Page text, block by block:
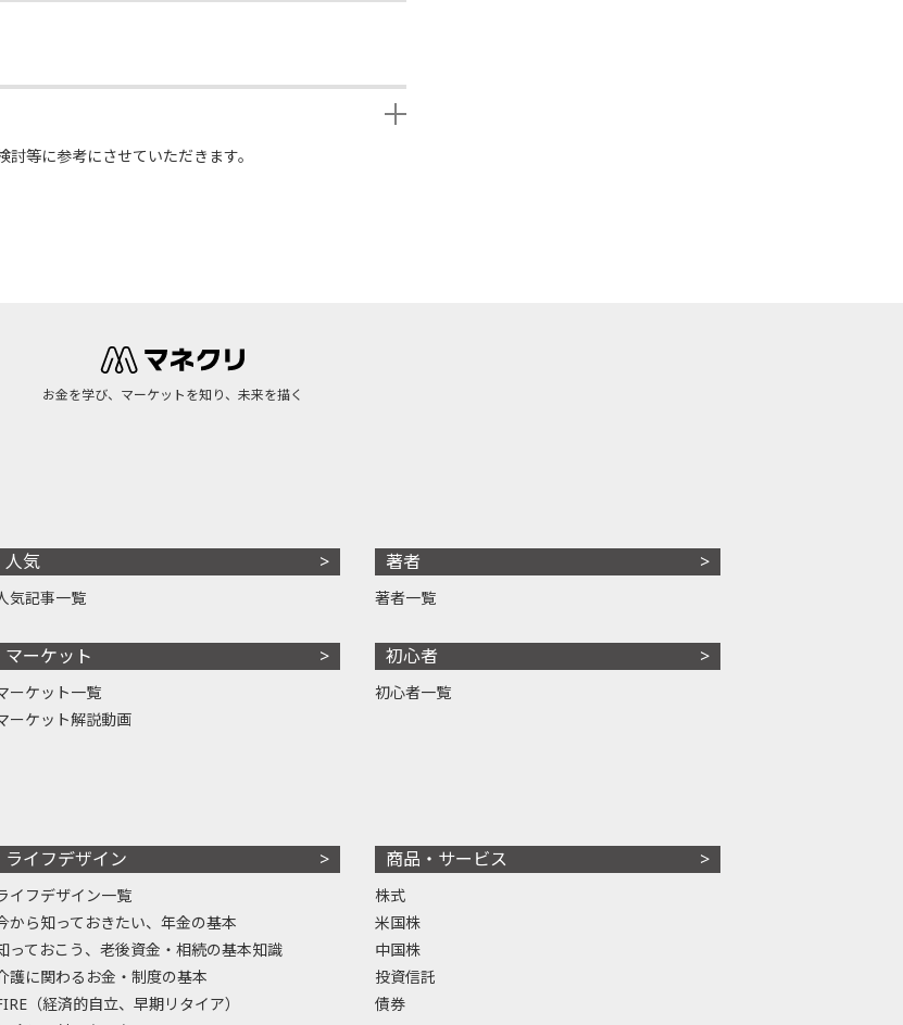
等に参考にさせていただきます。
お金を学び、マーケットを知り、未来を描く
人気
気記事一覧
マーケット
ーケット一覧
ーケット解説動画
著者
著者一覧
初心者
初心者一覧
ライフデザイン
イフデザイン一覧
から知っておきたい、年金の基本
っておこう、老後資金・相続の基本知識
護に関わるお金・制度の基本
（経済的自立、早期リタイア）
商品・サービス
株式
米国株
中国株
投資信託
債券